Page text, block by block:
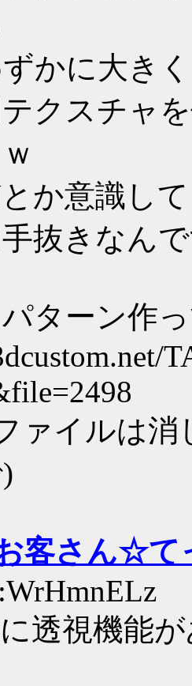
かに大き
クスチャ
とか意識し
抜きなん
ターン作
ァイルは消
客さん☆て
透視機能